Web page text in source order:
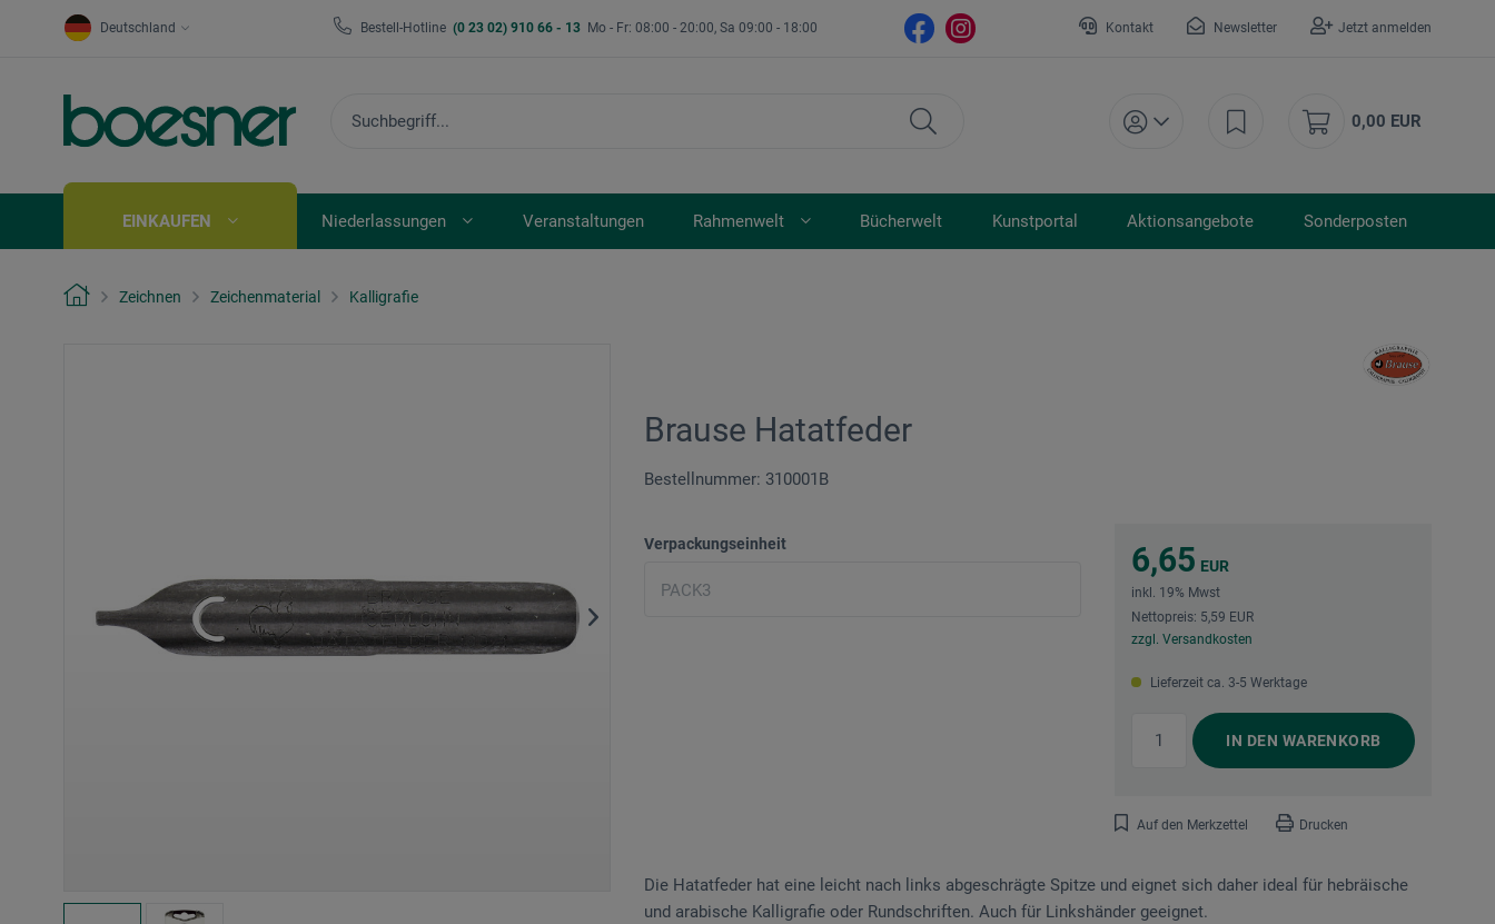
Deutschland Bestell-Hotline (0 23 02) 910 66 - 13 Mo - Fr: 08:00 - 20:00, Sa 09:00 - 18:00 Kontakt Newsletter Jetzt anmelden
0,00 EUR
EINKAUFEN Niederlassungen Veranstaltungen Rahmenwelt Bücherwelt Kunstportal Aktionsangebote Sonderposten
Zeichnen Zeichenmaterial Kalligrafie
Brause Hatatfeder
Bestellnummer: 310001B
Verpackungseinheit 6,65 EUR
inkl. 19% Mwst
Nettopreis: 5,59 EUR
zzgl. Versandkosten
Lieferzeit ca. 3-5 Werktage
IN DEN WARENKORB
Auf den Merkzettel Drucken
Die Hatatfeder hat eine leicht nach links abgeschrägte Spitze und eignet sich daher ideal für hebräische
und arabische Kalligrafie oder Rundschriften. Auch für Linkshänder geeignet.